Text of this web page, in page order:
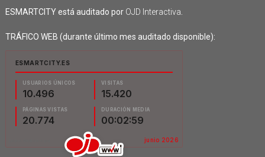
ESMARTCITY está auditado por OJD Interactiva.
TRÁFICO WEB (durante último mes auditado disponible):